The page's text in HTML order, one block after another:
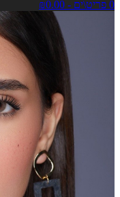
0 פריט\ים - ₪0.00